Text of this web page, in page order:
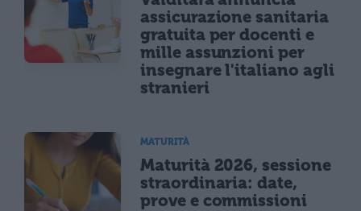
assicurazione sanitaria
gratuita per docenti e
mille assunzioni per
insegnare l'italiano agli
stranieri
MATURITÀ
Maturità 2026, sessione
straordinaria: date,
prove e commissioni